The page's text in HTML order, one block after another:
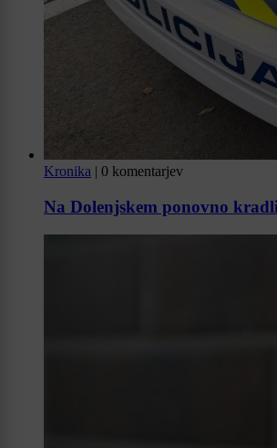
Kronika | 0 komentarjev
Na Dolenjskem ponovno